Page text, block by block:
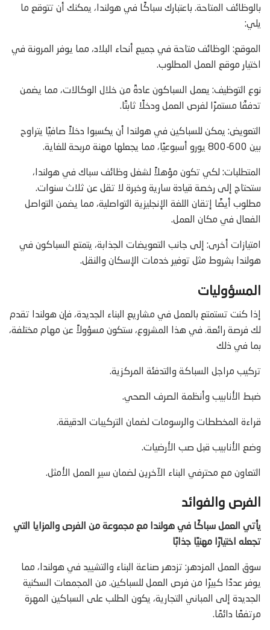
بالوظائف المتاحة. باعتبارك سباكًا في هولندا، يمكنك أن تتوقع ما
يلي:
الموقع: الوظائف متاحة في جميع أنحاء البلاد، مما يوفر المرونة في
اختيار موقع العمل المطلوب.
نوع التوظيف: يعمل السباكون عادةً من خلال الوكالات، مما يضمن
تدفقًا مستمرًا لفرص العمل ودخلًا ثابتًا.
التعويض: يمكن للسباكين في هولندا أن يكسبوا دخلاً صافيًا يتراوح
بين 600-800 يورو أسبوعيًا، مما يجعلها مهنة مربحة للغاية.
المتطلبات: لكي تكون مؤهلاً لشغل وظائف سباك في هولندا،
ستحتاج إلى رخصة قيادة سارية وخبرة لا تقل عن ثلاث سنوات.
مطلوب أيضًا إتقان اللغة الإنجليزية التواصلية، مما يضمن التواصل
الفعال في مكان العمل.
امتيازات أخرى: إلى جانب التعويضات الجذابة، يتمتع السباكون في
هولندا بشروط مثل توفير خدمات الإسكان والنقل.
المسؤوليات
إذا كنت تستمتع بالعمل في مشاريع البناء الجديدة، فإن هولندا تقدم
لك فرصة رائعة. في هذا المشروع، ستكون مسؤولاً عن مهام مختلفة،
بما في ذلك
تركيب مراجل السباكة والتدفئة المركزية.
ضبط الأنابيب وأنظمة الصرف الصحي.
قراءة المخططات والرسومات لضمان التركيبات الدقيقة.
وضع الأنابيب قبل صب الأرضيات.
التعاون مع محترفي البناء الآخرين لضمان سير العمل الأمثل.
الفرص والفوائد
يأتي العمل سباكًا في هولندا مع مجموعة من الفرص والمزايا التي
تجعله اختيارًا مهنيًا جذابًا
سوق العمل المزدهر: تزدهر صناعة البناء والتشييد في هولندا، مما
يوفر عددًا كبيرًا من فرص العمل للسباكين. من المجمعات السكنية
الجديدة إلى المباني التجارية، يكون الطلب على السباكين المهرة
مرتفعًا دائمًا.